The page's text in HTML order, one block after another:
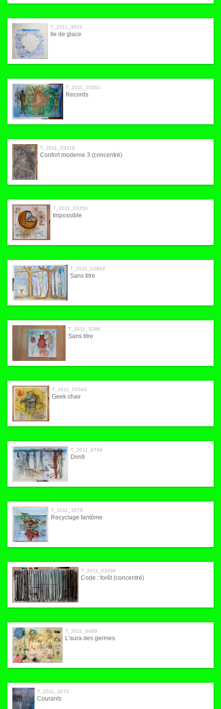
T_2011_3525
Ile de glace
T_2011_03261
Records
T_2011_03316
Confort moderne 3 (concentré)
T_2011_03350
Impossible
T_2011_02963
Sans titre
T_2011_3288
Sans titre
T_2011_03343
Geek chair
T_2011_6789
Dim9
T_2011_3279
Recyclage fantôme
T_2011_03336
Code : forêt (concentré)
T_2011_6489
L'aura des germes
T_2011_3272
Courants